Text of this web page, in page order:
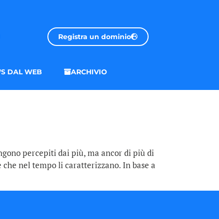
Registra un dominio
DAL WEB ARCHIVIO
percepiti dai più, ma ancor di più di
nel tempo li caratterizzano. In base a